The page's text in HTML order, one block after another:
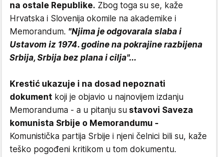
na ostale Republike. Zbog toga su se, kaže
Hrvatska i Slovenija okomile na akademike i
Memorandum. "Njima je odgovarala slaba i
Ustavom iz 1974. godine na pokrajine razbijena
Srbija, Srbija bez plana i cilja"...
Krestić ukazuje i na dosad nepoznati
dokument koji je objavio u najnovijem izdanju
Memoranduma - a u pitanju su stavovi Saveza
komunista Srbije o Memorandumu -
Komunistička partija Srbije i njeni čelnici bili su, kaže
teško pogođeni kritikom u tom dokumentu.